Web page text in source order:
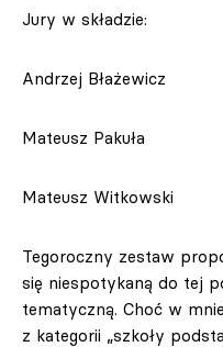
Jury w składzie:
Andrzej Błażewicz
Mateusz Pakuła
Mateusz Witkowski
Tegoroczny zestaw
się niespotykaną do tej
tematyczną. Choć w
z kategorii „szkoły